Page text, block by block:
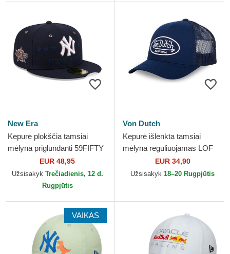
New Era
Kepurė plokščia tamsiai
mėlyna priglundanti 59FIFTY
All Star Game New York
Yankees MLB New Era
EUR 48,95
Užsisakyk Trečiadienis, 12 d.
Rugpjūtis
Von Dutch
Kepurė išlenkta tamsiai
mėlyna reguliuojamas LOF
B20 Von DutchEUR 34,90
Užsisakyk 18–20 Rugpjūtis
VAIKAS